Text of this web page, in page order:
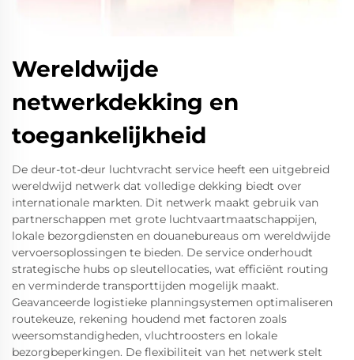
Wereldwijde
netwerkdekking en
toegankelijkheid
De deur-tot-deur luchtvracht service heeft een uitgebreid
wereldwijd netwerk dat volledige dekking biedt over
internationale markten. Dit netwerk maakt gebruik van
partnerschappen met grote luchtvaartmaatschappijen,
lokale bezorgdiensten en douanebureaus om wereldwijde
vervoersoplossingen te bieden. De service onderhoudt
strategische hubs op sleutellocaties, wat efficiënt routing
en verminderde transporttijden mogelijk maakt.
Geavanceerde logistieke planningsystemen optimaliseren
routekeuze, rekening houdend met factoren zoals
weersomstandigheden, vluchtroosters en lokale
bezorgbeperkingen. De flexibiliteit van het netwerk stelt